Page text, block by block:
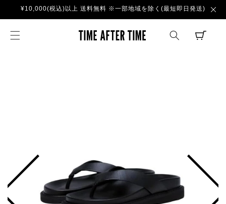
ンツに
進む
¥10,000(税込)以上 送料無料 ※一部地域を除く(最短即日発送)
TIME AFTER
CART